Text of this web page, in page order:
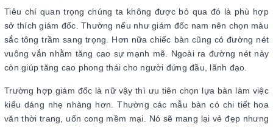
Tiêu chí quan trọng chúng ta không được bỏ qua đó là phù hợp
sở thích giám đốc. Thường nếu như giám đốc nam nên chọn màu
sắc tông trầm sang trọng. Hơn nữa chiếc bàn cũng có đường nét
vuông vắn nhằm tăng cao sự mạnh mẽ. Ngoài ra đường nét này
còn giúp tăng cao phong thái cho người đứng đầu, lãnh đạo.
Trường hợp giám đốc là nữ vậy thì ưu tiên chọn lựa bàn làm việc
kiểu dáng nhẹ nhàng hơn. Thường các mẫu bàn có chi tiết hoa
văn thời trang, uốn cong mềm mại. Nó sẽ mang lại vẻ đẹp nhưng